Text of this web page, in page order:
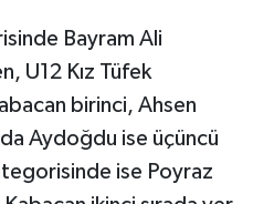
Bayram Ali
U12 Kız Tüfek
birinci, Ahsen
Aydoğdu ise üçüncü
ise Poyraz